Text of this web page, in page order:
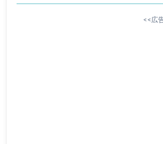
<<広